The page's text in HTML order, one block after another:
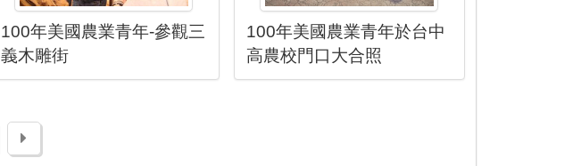
100年美國農業青年-參觀三
義木雕街
100年美國農業青年於台中
高農校門口大合照
下一頁